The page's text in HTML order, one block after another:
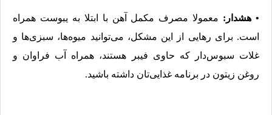
• هشدار: معمولا مصرف مکمل آهن با ابتلا به یبوست همراه
است. برای رهایی از این مشکل، می‌توانید میوه‌ها، سبزی‌ها و
غلات سبوس‌دار که حاوی فیبر هستند، ‌همراه آب فراوان و
روغن زیتون در برنامه غذایی‌تان داشته باشید.